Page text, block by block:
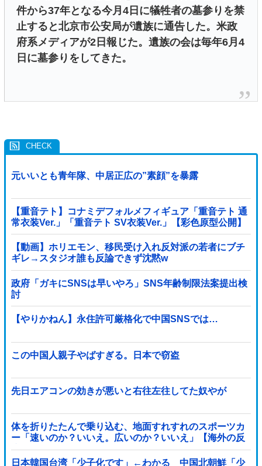
件から37年となる今月4日に犠牲者の墓参りを禁
止すると北京市公安局が遺族に通告した。米政
府系メディアが2日報じた。遺族の会は毎年6月4
日に墓参りをしてきた。
元いいとも青年隊、中居正広の”素顔”を暴露
【重音テト】コナミデフォルメフィギュア「重音テト 通
常衣装Ver.」「重音テト SV衣装Ver.」【彩色原型公開】
【動画】ホリエモン、移民受け入れ反対派の若者にブチ
ギレ→スタジオ誰も反論できず沈黙w
政府「ガキにSNSは早いやろ」SNS年齢制限法案提出検
討
【やりかねん】永住許可厳格化で中国SNSでは…
この中国人親子やばすぎる。日本で窃盗
先日エアコンの効きが悪いと右往左往してた奴やが
体を折りたたんで乗り込む、地面すれすれのスポーツカ
ー「速いのか？いいえ。広いのか？いいえ」【海外の反
応】
日本韓国台湾「少子化です」←わかる 中国北朝鮮「少